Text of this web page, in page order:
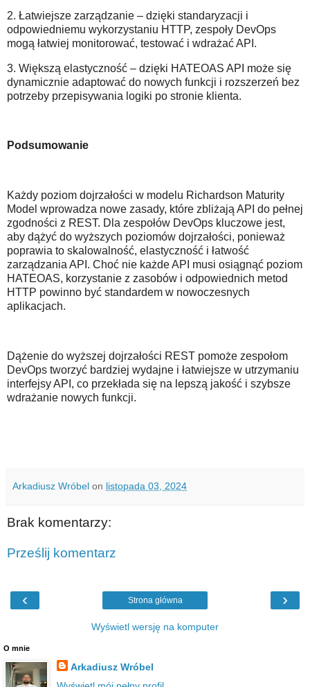
2. Łatwiejsze zarządzanie – dzięki standaryzacji i
odpowiedniemu wykorzystaniu HTTP, zespoły DevOps
mogą łatwiej monitorować, testować i wdrażać API.
3. Większą elastyczność – dzięki HATEOAS API może się
dynamicznie adaptować do nowych funkcji i rozszerzeń bez
potrzeby przepisywania logiki po stronie klienta.
Podsumowanie
Każdy poziom dojrzałości w modelu Richardson Maturity
Model wprowadza nowe zasady, które zbliżają API do pełnej
zgodności z REST. Dla zespołów DevOps kluczowe jest,
aby dążyć do wyższych poziomów dojrzałości, ponieważ
poprawia to skalowalność, elastyczność i łatwość
zarządzania API. Choć nie każde API musi osiągnąć poziom
HATEOAS, korzystanie z zasobów i odpowiednich metod
HTTP powinno być standardem w nowoczesnych
aplikacjach.
Dążenie do wyższej dojrzałości REST pomoże zespołom
DevOps tworzyć bardziej wydajne i łatwiejsze w utrzymaniu
interfejsy API, co przekłada się na lepszą jakość i szybsze
wdrażanie nowych funkcji.
Arkadiusz Wróbel on listopada 03, 2024
Brak komentarzy:
Prześlij komentarz
‹ ›
Strona główna
Wyświetl wersję na komputer
O mnie
Arkadiusz Wróbel